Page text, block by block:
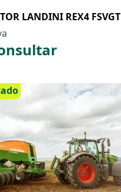
LANDINI REX4 FSVGT